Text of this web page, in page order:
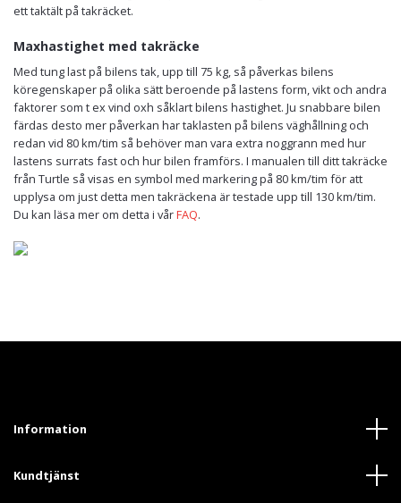
ett taktält på takräcket.
Maxhastighet med takräcke
Med tung last på bilens tak, upp till 75 kg, så påverkas bilens
köregenskaper på olika sätt beroende på lastens form, vikt och andra
faktorer som t ex vind oxh såklart bilens hastighet. Ju snabbare bilen
färdas desto mer påverkan har taklasten på bilens väghållning och
redan vid 80 km/tim så behöver man vara extra noggrann med hur
lastens surrats fast och hur bilen framförs. I manualen till ditt takräcke
från Turtle så visas en symbol med markering på 80 km/tim för att
upplysa om just detta men takräckena är testade upp till 130 km/tim.
Du kan läsa mer om detta i vårFAQ.
Information
Kundtjänst